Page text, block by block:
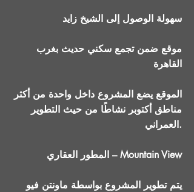
سهولة الوصول إلى الشيخ زايد
موقع ضمن تجمع سكني حديث بغرب
القاهرة
الموقع يضع المشروع داخل واحدة من أكثر
مناطق أكتوبر نشاطًا من حيث التطوير
العمراني.
المطور العقاري – Mountain View
يتم تطوير المشروع بواسطة ماونتن فيو